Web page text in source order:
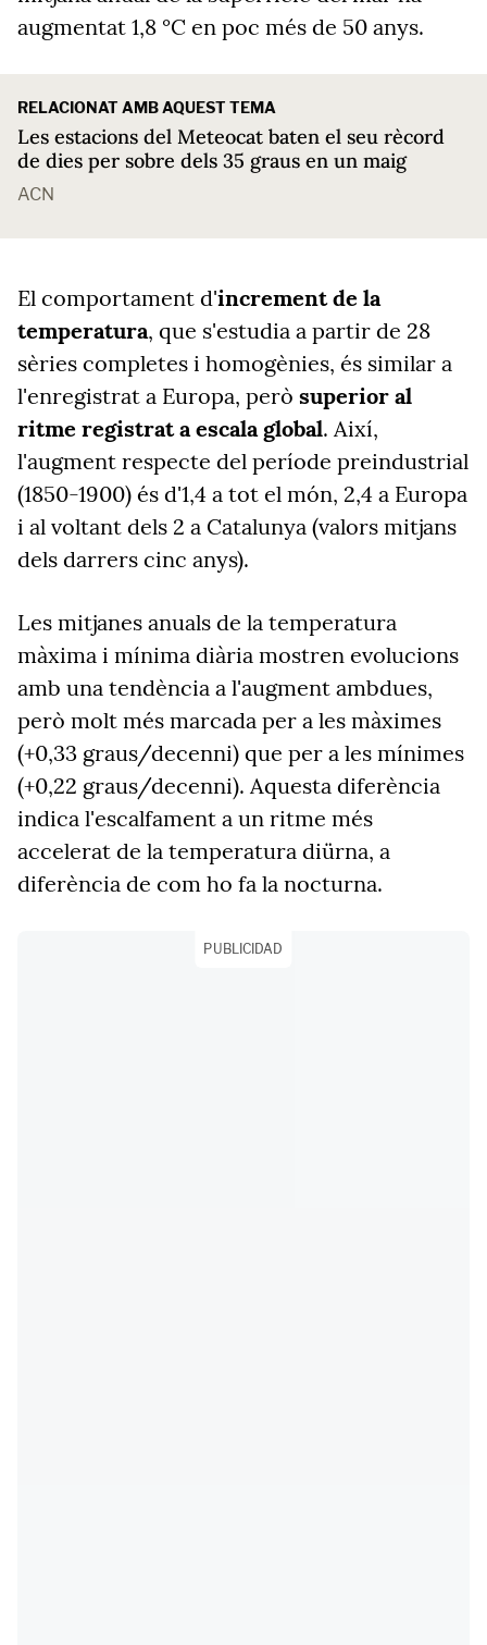
augmentat 1,8 °C en poc més de 50 anys.
RELACIONAT AMB AQUEST TEMA
Les estacions del Meteocat baten el seu rècord
de dies per sobre dels 35 graus en un maig
ACN
El comportament d'increment de la
temperatura, que s'estudia a partir de 28
sèries completes i homogènies, és similar a
l'enregistrat a Europa, però superior al
ritme registrat a escala global. Així,
l'augment respecte del període preindustrial
(1850-1900) és d'1,4 a tot el món, 2,4 a Europa
i al voltant dels 2 a Catalunya (valors mitjans
dels darrers cinc anys).
Les mitjanes anuals de la temperatura
màxima i mínima diària mostren evolucions
amb una tendència a l'augment ambdues,
però molt més marcada per a les màximes
(+0,33 graus/decenni) que per a les mínimes
(+0,22 graus/decenni). Aquesta diferència
indica l'escalfament a un ritme més
accelerat de la temperatura diürna, a
diferència de com ho fa la nocturna.
PUBLICIDAD